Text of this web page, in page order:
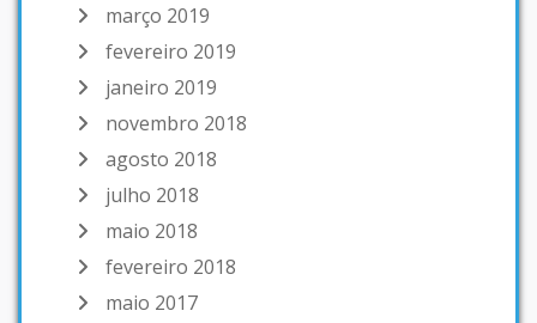
março 2019
fevereiro 2019
janeiro 2019
novembro 2018
agosto 2018
julho 2018
maio 2018
fevereiro 2018
maio 2017